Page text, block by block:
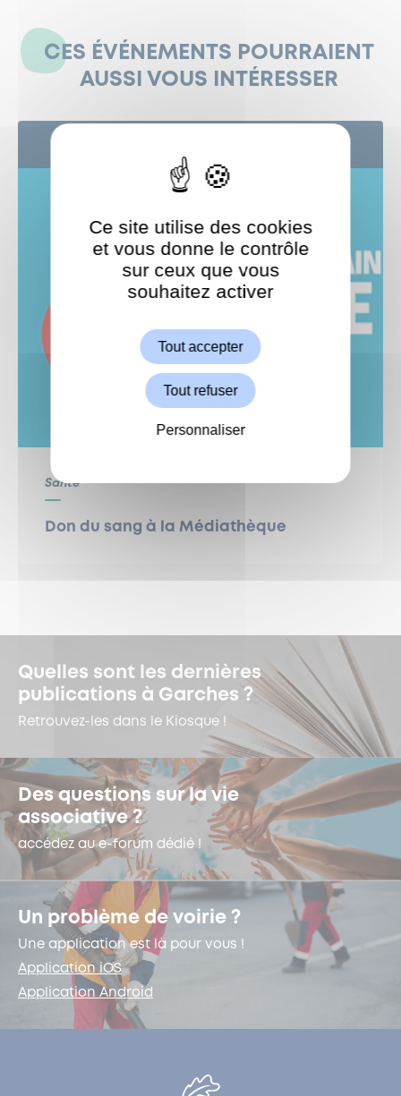
CES ÉVÉNEMENTS POURRAIENT
AUSSI VOUS INTÉRESSER
Santé
Don du sang à la Médiathèque
Quelles sont les dernières
publications à Garches ?
Retrouvez-les dans le Kiosque !
Des questions sur la vie
associative ?
accédez au e-forum dédié !
Un problème de voirie ?
Une application est là pour vous !
Application iOS
Application Android
ShareThis est désactivé.
Ce site utilise des cookies
et vous donne le contrôle
sur ceux que vous
souhaitez activer
Tout accepter
Tout refuser
Personnaliser